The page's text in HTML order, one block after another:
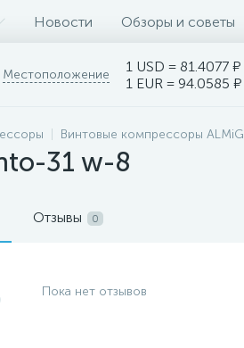
Новости Обзоры и советы
Местоположение
1 USD = 81.4077 ₽
1 EUR = 94.0585 ₽
Винтовые компрессоры ALMiG
31 w-8
Отзывы 0
Пока нет отзывов